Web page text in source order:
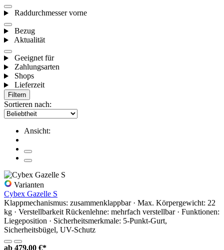
Raddurchmesser vorne
Bezug
Aktualität
Geeignet für
Zahlungsarten
Shops
Lieferzeit
Filtern
Sortieren nach:
Ansicht:
Varianten
Cybex Gazelle S
Klappmechanismus: zusammenklappbar · Max. Körpergewicht: 22
kg · Verstellbarkeit Rückenlehne: mehrfach verstellbar · Funktionen:
Liegeposition · Sicherheitsmerkmale: 5-Punkt-Gurt,
Sicherheitsbügel, UV-Schutz
ab 479,00 €*